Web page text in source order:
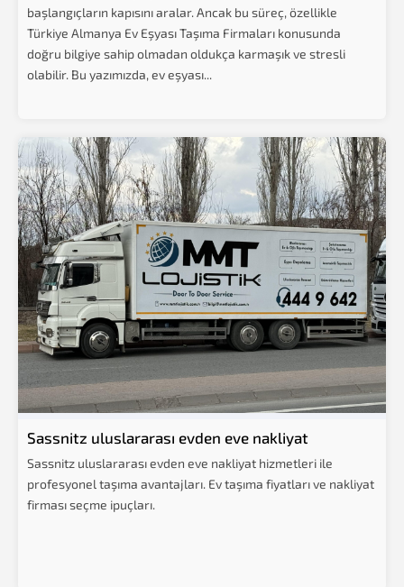
başlangıçların kapısını aralar. Ancak bu süreç, özellikle
Türkiye Almanya Ev Eşyası Taşıma Firmaları konusunda
doğru bilgiye sahip olmadan oldukça karmaşık ve stresli
olabilir. Bu yazımızda, ev eşyası...
Sassnitz uluslararası evden eve nakliyat
Sassnitz uluslararası evden eve nakliyat hizmetleri ile
profesyonel taşıma avantajları. Ev taşıma fiyatları ve nakliyat
firması seçme ipuçları.